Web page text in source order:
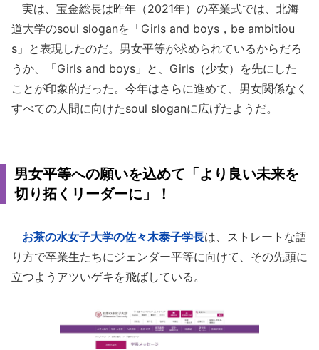
実は、宝金総長は昨年（2021年）の卒業式では、北海
道大学のsoul sloganを「Girls and boys，be ambitiou
s」と表現したのだ。男女平等が求められているからだろ
うか、「Girls and boys」と、Girls（少女）を先にした
ことが印象的だった。今年はさらに進めて、男女関係なく
すべての人間に向けたsoul sloganに広げたようだ。
男女平等への願いを込めて「より良い未来を
切り拓くリーダーに」！
お茶の水女子大学の佐々木泰子学長は、ストレートな語
り方で卒業生たちにジェンダー平等に向けて、その先頭に
立つようアツいゲキを飛ばしている。